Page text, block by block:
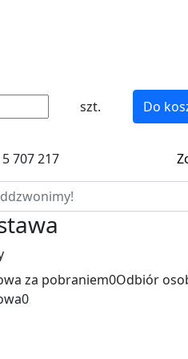
szt. Do
707 217
za pobraniem0Odbiór
0